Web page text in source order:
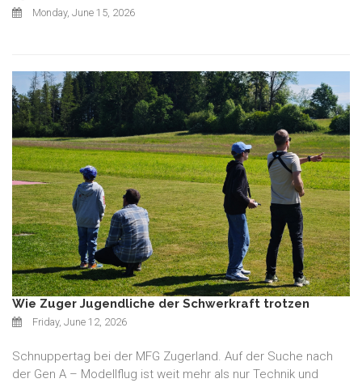
Monday, June 15, 2026
Wie Zuger Jugendliche der Schwerkraft trotzen
Friday, June 12, 2026
Schnuppertag bei der MFG Zugerland. Auf der Suche nach
der Gen A – Modellflug ist weit mehr als nur Technik und